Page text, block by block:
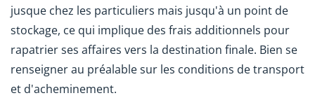
jusque chez les particuliers mais jusqu'à un point de
stockage, ce qui implique des frais additionnels pour
rapatrier ses affaires vers la destination finale. Bien se
renseigner au préalable sur les conditions de transport
et d'acheminement.